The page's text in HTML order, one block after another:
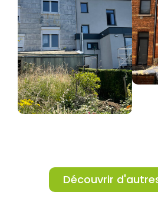
Découvrir